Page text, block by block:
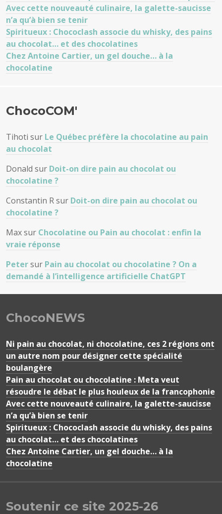
Avec cette nouveauté culinaire, la galette-saucisse
n’a qu’à bien se tenir
Spiritueux : Chococlash associe du whisky, des pains
au chocolat… et des chocolatines
Chez Antoine Cartier, un gel douche… à la
chocolatine
ChocoCOM'
Tihoti sur Le Québec préfère la chocolatine au pain
au chocolat
Donald sur Doit-on dire pain au chocolat ou
chocolatine ?
Constantin Rsur Doit-on dire pain au chocolat ou
chocolatine ?
Maxsur Chocolatine ou Pain au chocolat : enfin la
vraie réponse
Petersur Pain au chocolat ou chocolatine ? On a
demandé à l’intelligence artificielle ChatGPT
ChocoNEWS
Ni pain au chocolat, ni chocolatine, ces 2 régions ont
un autre nom pour désigner cette spécialité
boulangère
Pain au chocolat ou chocolatine : Meta veut
résoudre le débat le plus houleux de la francophonie
Avec cette nouveauté culinaire, la galette-saucisse
n’a qu’à bien se tenir
Spiritueux : Chococlash associe du whisky, des pains
au chocolat… et des chocolatines
Chez Antoine Cartier, un gel douche… à la
chocolatine
Soutenir ce site 2025-26